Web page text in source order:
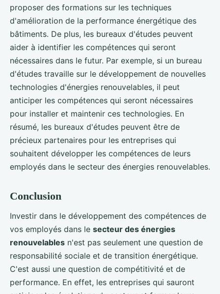
proposer des formations sur les techniques
d'amélioration de la performance énergétique des
bâtiments. De plus, les bureaux d'études peuvent
aider à identifier les compétences qui seront
nécessaires dans le futur. Par exemple, si un bureau
d'études travaille sur le développement de nouvelles
technologies d'énergies renouvelables, il peut
anticiper les compétences qui seront nécessaires
pour installer et maintenir ces technologies. En
résumé, les bureaux d'études peuvent être de
précieux partenaires pour les entreprises qui
souhaitent développer les compétences de leurs
employés dans le secteur des énergies renouvelables.
Conclusion
Investir dans le développement des compétences de
vos employés dans le secteur des énergies
renouvelables n'est pas seulement une question de
responsabilité sociale et de transition énergétique.
C'est aussi une question de compétitivité et de
performance. En effet, les entreprises qui sauront